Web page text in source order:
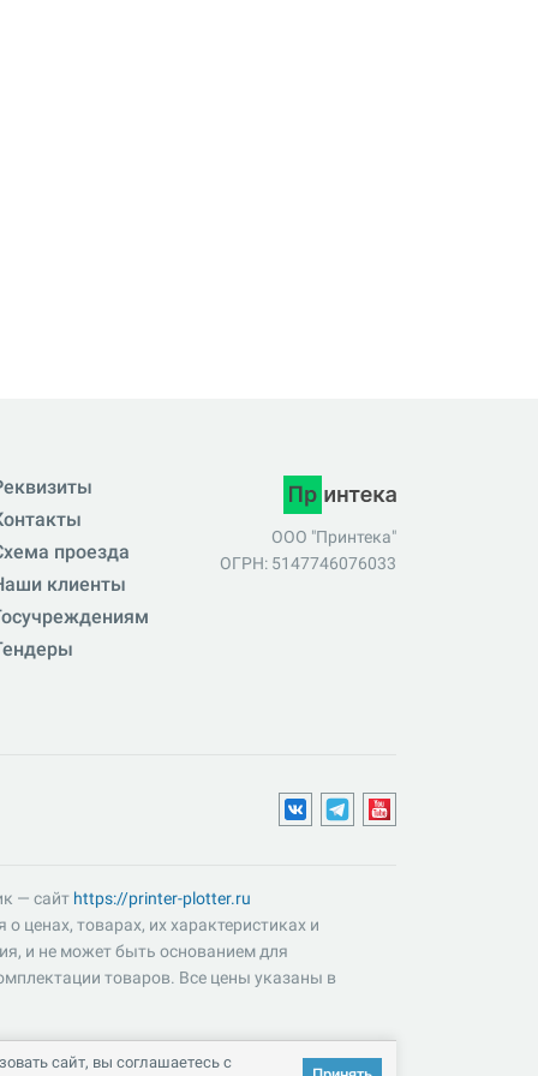
проезда
клиенты
ООО "Принтека"
ОГРН: 5147746076033
— сайт https://printer-plotter.ru
ценах, товарах, их характеристиках и
и не может быть основанием для
товаров. Все цены указаны в
сайт, вы соглашаетесь с